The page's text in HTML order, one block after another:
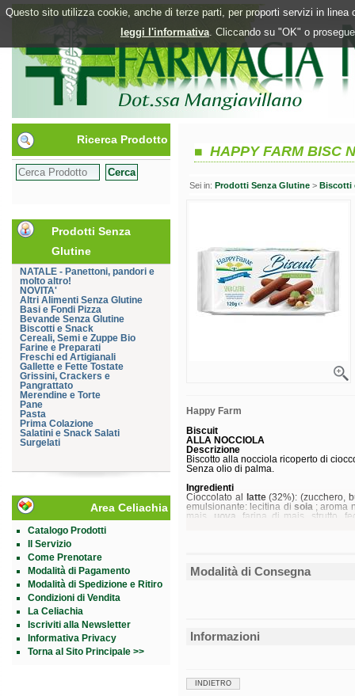
Questo sito utilizza cookie, anche di terze parti, per proporti servizi in
leggi l'informativa. Cliccando su "OK" o
Ricerca Prodotto
Prodotti Senza
Glutine
NATALE - Panettoni, pandori e
molto altro!
NOVITA'
Altri Alimenti Senza Glutine
Basi e Fondi Pizza
Bevande Senza Glutine
Biscotti e Snack
Cereali, Semi e Zuppe Bio
Farine e Preparati
Freschi ed Artigianali
Gallette e Fette Tostate
Grissini, Crackers e
Pangrattato
Merendine e Torte
Pane
Pasta
Prima Colazione
Salatini e Snack Salati
Surgelati
Area Celiachia
Catalogo Prodotti
Il Servizio
Come Prenotare
Modalità di Pagamento
Modalità di Spedizione e Ritiro
Condizioni di Vendita
La Celiachia
Iscriviti alla Newsletter
Informativa Privacy
Torna al Sito Principale >>
HAPPY FARM BISC
Sei in: Prodotti Senza Glutine > Biscotti
Happy Farm
Biscuit
ALLA NOCCIOLA
Descrizione
Biscotto alla nocciola ricoperto di
Senza olio di palma.
Ingredienti
Cioccolato al latte(32%): (zucchero,
emulsionante: lecitina di soia; aroma
mais, uova
, farina di mais, strutto,
Caratteristiche nutrizionali
Carboidrati
di cui zuccheri
*AR = Assunzioni di Riferimento di un
Modalità di Consegna
Informazioni
INDIETRO